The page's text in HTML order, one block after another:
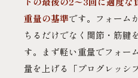
重量の基準です。フォーム
ちるだけでなく関節・筋腱
す。まず軽い重量でフォー
量を上げる「プログレッシ